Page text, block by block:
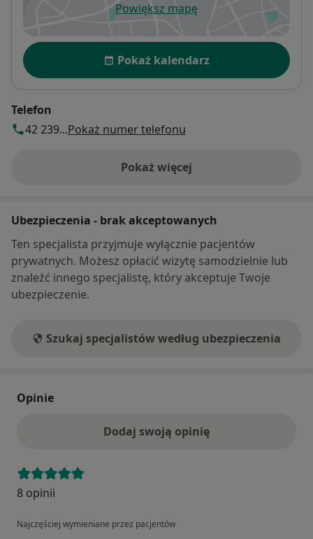
Powiększ mapęotwiera się w nowej karcie
Dostępność
Pokaż kalendarz
Telefon
42 239...Pokaż numer telefonu
Pokaż więcej
o adresie
Ubezpieczenia - brak akceptowanych
Ten specjalista przyjmuje wyłącznie pacjentów
prywatnych. Możesz opłacić wizytę samodzielnie lub
znaleźć innego specjalistę, który akceptuje Twoje
ubezpieczenie.
Szukaj specjalistów według ubezpieczenia
Opinie
Dodaj swoją opinię
8 opinii
Najczęściej wymieniane przez pacjentów